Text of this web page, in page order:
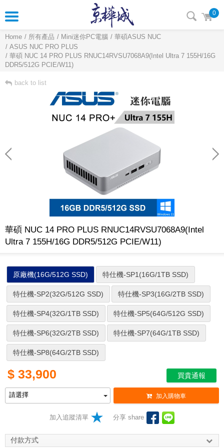
0
Home 所有產品 Mini迷你PC電腦
華碩ASUS NUC
ASUS NUC PRO PLUS
華碩 NUC 14 PRO PLUS RNUC14RVSU7068A9(Intel Ultra 7 155H/16G
DDR5/512G PCIE/W11)
back to list
華碩 NUC 14 PRO PLUS RNUC14RVSU7068A9(Intel
Ultra 7 155H/16G DDR5/512G PCIE/W11)
原廠機(16G/512G SSD) 特仕機-SP1(16G/1TB SSD)
特仕機-SP2(32G/512G SSD) 特仕機-SP3(16G/2TB SSD)
特仕機-SP4(32G/1TB SSD) 特仕機-SP5(64G/512G SSD)
特仕機-SP6(32G/2TB SSD) 特仕機-SP7(64G/1TB SSD)
特仕機-SP8(64G/2TB SSD)
$ 33,900 買貴通報
加入購物車
加入追蹤清單 分享 share
付款方式